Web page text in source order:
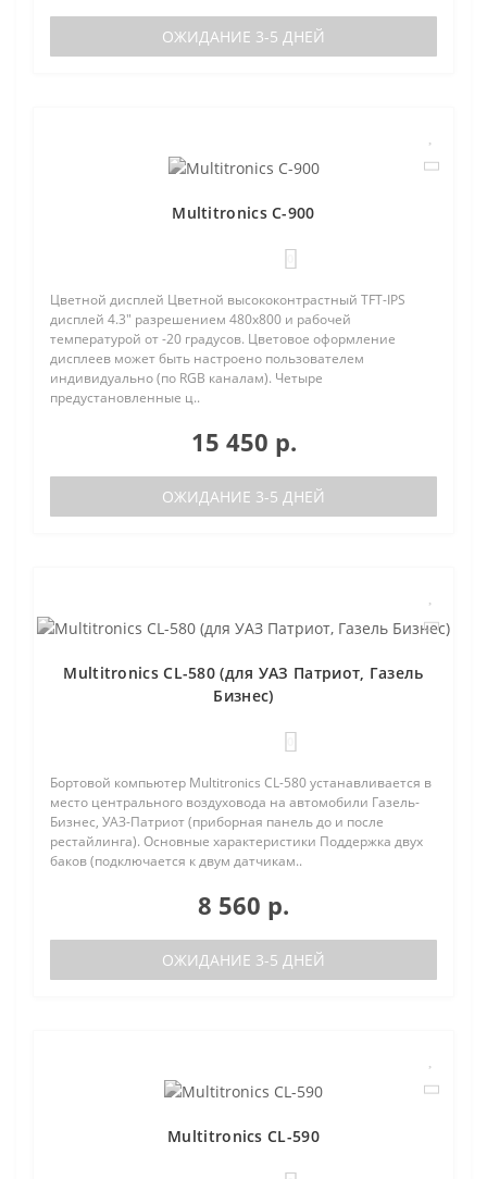
ОЖИДАНИЕ 3-5 ДНЕЙ
Multitronics C-900
Цветной дисплей Цветной высококонтрастный TFT-IPS
дисплей 4.3" разрешением 480х800 и рабочей
температурой от -20 градусов. Цветовое оформление
дисплеев может быть настроено пользователем
индивидуально (по RGB каналам). Четыре
предустановленные ц..
15 450 р.
ОЖИДАНИЕ 3-5 ДНЕЙ
Multitronics CL-580 (для УАЗ Патриот, Газель
Бизнес)
Бортовой компьютер Multitronics CL-580 устанавливается в
место центрального воздуховода на автомобили Газель-
Бизнес, УАЗ-Патриот (приборная панель до и после
рестайлинга). Основные характеристики Поддержка двух
баков (подключается к двум датчикам..
8 560 р.
ОЖИДАНИЕ 3-5 ДНЕЙ
Multitronics CL-590